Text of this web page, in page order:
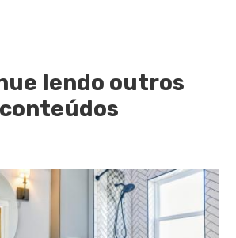
lendo outros
conteúdos